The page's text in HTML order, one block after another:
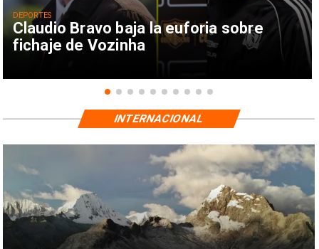
Claudio Bravo baja la euforia sobre
fichaje de Vozinha
DEPORTES
INTERNACIONAL